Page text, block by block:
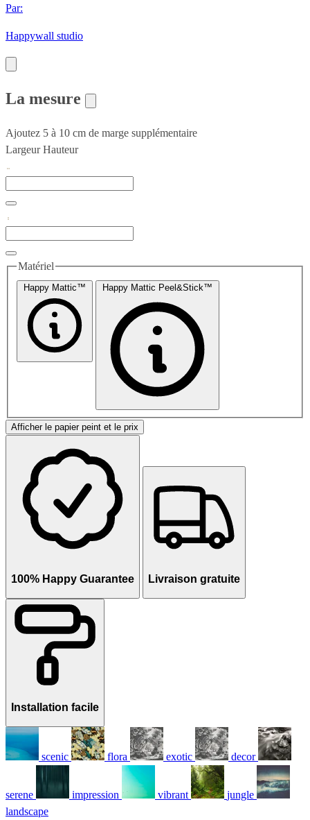
Par:
Happywall studio
La mesure
Ajoutez 5 à 10 cm de marge supplémentaire
Largeur Hauteur
Matériel
Happy Mattic™ Happy Mattic Peel&Stick™
Afficher le papier peint et le prix
100% Happy Guarantee Livraison gratuite
Installation facile
scenic flora exotic decor
serene impression vibrant
jungle
landscape